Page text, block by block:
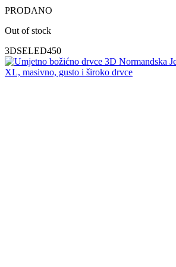
PRODANO
Out of stock
3DSELED450